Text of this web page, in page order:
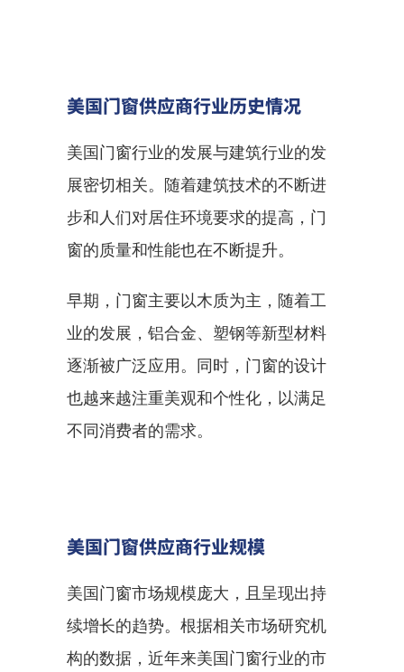
美国门窗供应商行业历史情况
美国门窗行业的发展与建筑行业的发
展密切相关。随着建筑技术的不断进
步和人们对居住环境要求的提高，门
窗的质量和性能也在不断提升。
早期，门窗主要以木质为主，随着工
业的发展，铝合金、塑钢等新型材料
逐渐被广泛应用。同时，门窗的设计
也越来越注重美观和个性化，以满足
不同消费者的需求。
美国门窗供应商行业规模
美国门窗市场规模庞大，且呈现出持
续增长的趋势。根据相关市场研究机
构的数据，近年来美国门窗行业的市